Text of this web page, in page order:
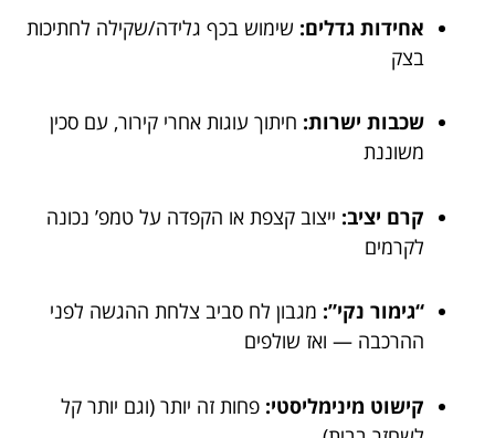
אחידות גדלים: שימוש בכף גלידה/שקילה לחתיכות
בצק
שכבות ישרות: חיתוך עוגות אחרי קירור, עם סכין
משוננת
קרם יציב: ייצוב קצפת או הקפדה על טמפ’ נכונה
לקרמים
“גימור נקי”: מגבון לח סביב צלחת ההגשה לפני
ההרכבה — ואז שולפים
קישוט מינימליסטי: פחות זה יותר (וגם יותר קל